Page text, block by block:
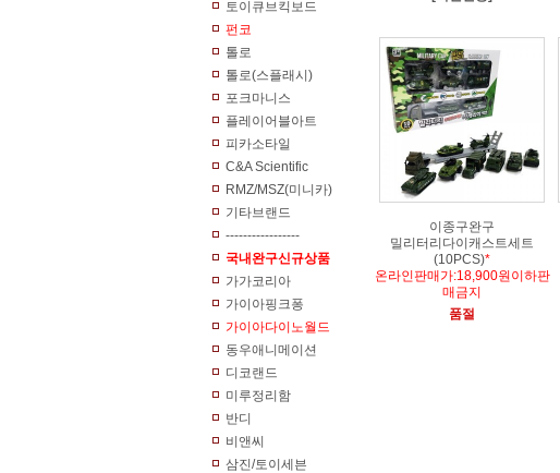
토이큐브킥보드
펀코
톨로
톨로(스플래시)
포크마니스
플레이어블아트
피카소타일
C&A Scientific
RMZ/MSZ(미니카)
기타브랜드
-----------------
국내완구신규상품
가가코리아
가이아핑크퐁
가이아다이노월드
동우애니메이션
디코랜드
미루정리함
반디
비앤씨
삼진/토이세븐
이종구완구
밀리터리다이캐스트세트
(10PCS)*
온라인판매가:18,900원이하판
매금지
품절